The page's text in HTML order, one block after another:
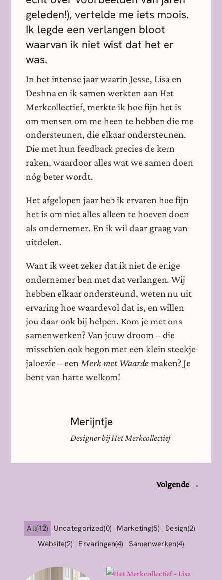
geleden!), vertelde me iets moois.
Ik legde een verlangen bloot
waarvan ik niet wist dat het er
was.
In het intense jaar waarin Jesse, Lisa en
Deshna en ik samen werkten aan Het
Merkcollectief, merkte ik hoe fijn het is
om mensen om me heen te hebben die me
ondersteunen, die elkaar ondersteunen.
Die met hun feedback precies de kern
raken, waardoor alles wat we samen doen
nóg beter wordt.
Het afgelopen jaar heb ik ervaren hoe fijn
het is om niet alles alleen te hoeven doen
als ondernemer. En ik wil daar graag van
uitdelen.
Want ik weet zeker dat ik niet de enige
ondernemer ben met dat verlangen. Wij
hebben elkaar ondersteund, weten nu uit
ervaring hoe waardevol dat is, en willen
jou daar ook bij helpen. Kom je met ons
samenwerken? Van jouw droom – die
misschien ook begon met een klein steekje
jaloezie – een Merk met Waardemaken? Je
bent van harte welkom!
Merijntje
Designer bij Het Merkcollectief
Volgende →
All 12 Uncategorized0 Marketing5 Design 2
Website2 Ervaringen4 Samenwerken4